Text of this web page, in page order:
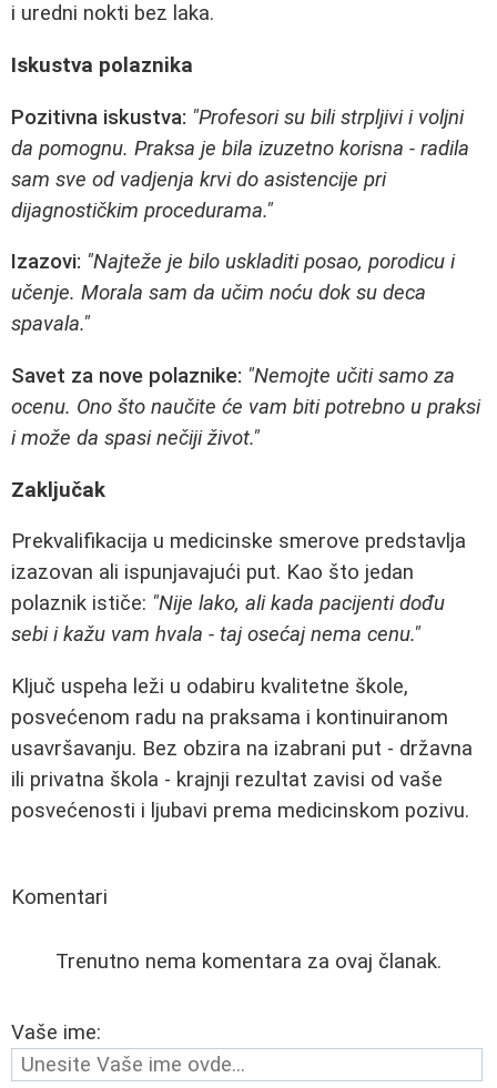
i uredni nokti bez laka.
Iskustva polaznika
Pozitivna iskustva: "Profesori su bili strpljivi i voljni
da pomognu. Praksa je bila izuzetno korisna - radila
sam sve od vadjenja krvi do asistencije pri
dijagnostičkim procedurama."
Izazovi: "Najteže je bilo uskladiti posao, porodicu i
učenje. Morala sam da učim noću dok su deca
spavala."
Savet za nove polaznike: "Nemojte učiti samo za
ocenu. Ono što naučite će vam biti potrebno u praksi
i može da spasi nečiji život."
Zaključak
Prekvalifikacija u medicinske smerove predstavlja
izazovan ali ispunjavajući put. Kao što jedan
polaznik ističe: "Nije lako, ali kada pacijenti dođu
sebi i kažu vam hvala - taj osećaj nema cenu."
Ključ uspeha leži u odabiru kvalitetne škole,
posvećenom radu na praksama i kontinuiranom
usavršavanju. Bez obzira na izabrani put - državna
ili privatna škola - krajnji rezultat zavisi od vaše
posvećenosti i ljubavi prema medicinskom pozivu.
Komentari
Trenutno nema komentara za ovaj članak.
Vaše ime: